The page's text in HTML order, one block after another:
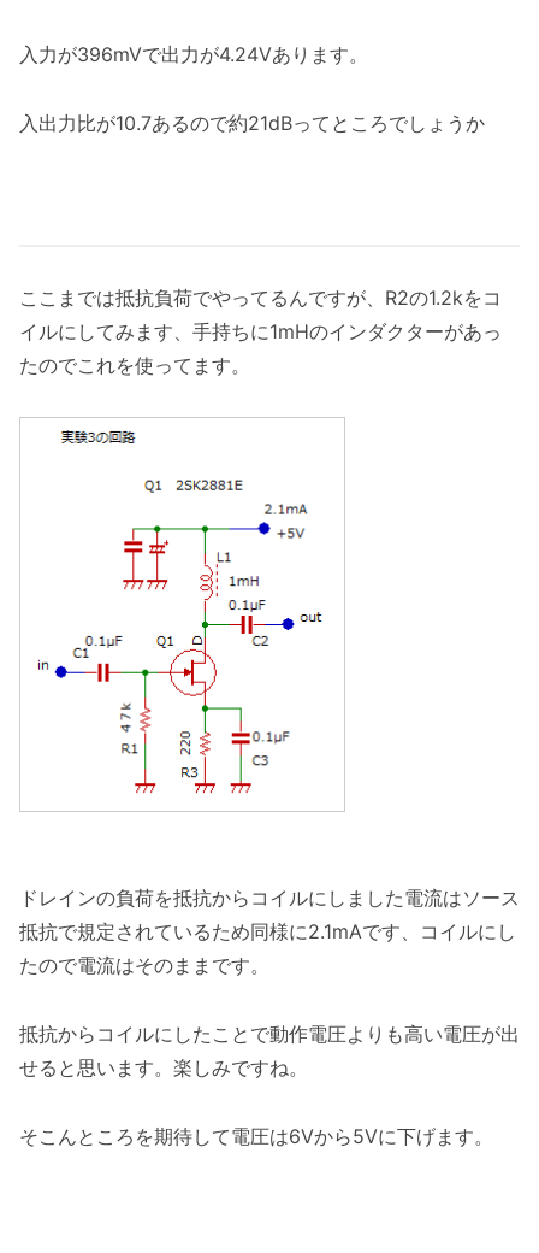
入力が396mVで出力が4.24Vあります。
入出力比が10.7あるので約21dBってところでしょうか
ここまでは抵抗負荷でやってるんですが、R2の1.2kをコ
イルにしてみます、手持ちに1mHのインダクターがあっ
たのでこれを使ってます。
ドレインの負荷を抵抗からコイルにしました電流はソース
抵抗で規定されているため同様に2.1mAです、コイルにし
たので電流はそのままです。
抵抗からコイルにしたことで動作電圧よりも高い電圧が出
せると思います。楽しみですね。
そこんところを期待して電圧は6Vから5Vに下げます。